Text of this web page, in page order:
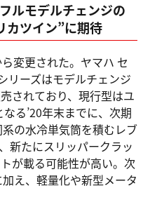
ルモデルチェンジの
カツイン”に期待
変更された。ヤマハ セ
リーズはモデルチェンジ
されており、現行型はユ
る’20年末までに、次期
の水冷単気筒を積むレブ
新たにスリッパークラッ
が載る可能性が高い。次
え、軽量化や新型メータ